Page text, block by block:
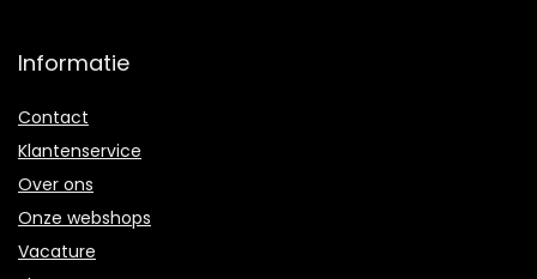
Informatie
Contact
Klantenservice
Over ons
Onze webshops
Vacature